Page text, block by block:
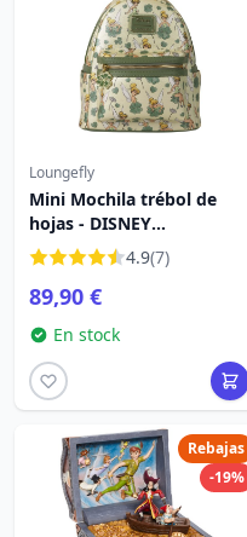
Loungefly
Mini Mochila trébol de
hojas - DISNEY
LOUNGEFLY Campanilla 4
4.9(7)
89,90 €
En stock
Rebajas
-19%